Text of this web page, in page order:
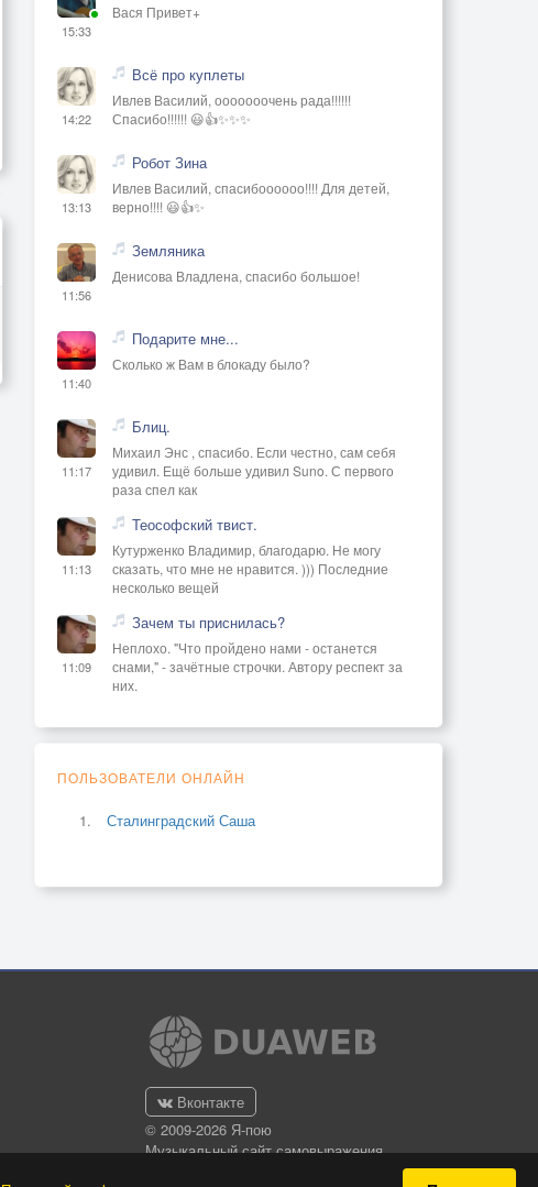
15:33
Вася Привет+
14:22
Всё про куплеты
Ивлев Василий, ооооооочень рада!!!!!!
Спасибо!!!!!! 😃👍✨✨✨
13:13
Робот Зина
Ивлев Василий, спасибоооооо!!!! Для детей,
верно!!!! 😃👍✨
11:56
Земляника
Денисова Владлена, спасибо большое!
11:40
Подарите мне...
Сколько ж Вам в блокаду было?
11:17
Блиц.
Михаил Энс , спасибо. Если честно, сам себя
удивил. Ещё больше удивил Suno. С первого
раза спел как
11:13
Теософский твист.
Кутурженко Владимир, благодарю. Не могу
сказать, что мне не нравится. ))) Последние
несколько вещей
11:09
Зачем ты приснилась?
Неплохо. "Что пройдено нами - останется
снами," - зачётные строчки. Автору респект за
них.
ПОЛЬЗОВАТЕЛИ ОНЛАЙН
Сталинградский Саша
Вконтакте
© 2009-2026 Я-пою
Музыкальный сайт самовыражения